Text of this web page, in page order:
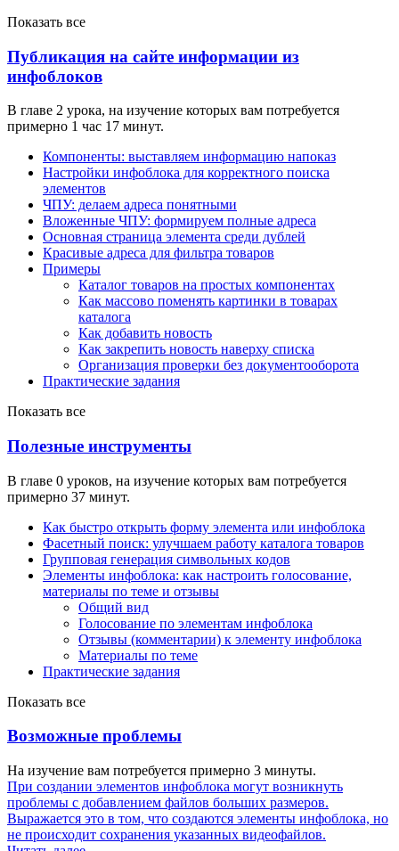
Показать все
Публикация на сайте информации из
инфоблоков
В главе 2 урока, на изучение которых вам потребуется
примерно 1 час 17 минут.
Компоненты: выставляем информацию напоказ
Настройки инфоблока для корректного поиска
элементов
ЧПУ: делаем адреса понятными
Вложенные ЧПУ: формируем полные адреса
Основная страница элемента среди дублей
Красивые адреса для фильтра товаров
Примеры
Каталог товаров на простых компонентах
Как массово поменять картинки в товарах
каталога
Как добавить новость
Как закрепить новость наверху списка
Организация проверки без документооборота
Практические задания
Показать все
Полезные инструменты
В главе 0 уроков, на изучение которых вам потребуется
примерно 37 минут.
Как быстро открыть форму элемента или инфоблока
Фасетный поиск: улучшаем работу каталога товаров
Групповая генерация символьных кодов
Элементы инфоблока: как настроить голосование,
материалы по теме и отзывы
Общий вид
Голосование по элементам инфоблока
Отзывы (комментарии) к элементу инфоблока
Материалы по теме
Практические задания
Показать все
Возможные проблемы
На изучение вам потребуется примерно 3 минуты.
При создании элементов инфоблока могут возникнуть
проблемы с добавлением файлов больших размеров.
Выражается это в том, что создаются элементы инфоблока, но
не происходит сохранения указанных видеофайлов.